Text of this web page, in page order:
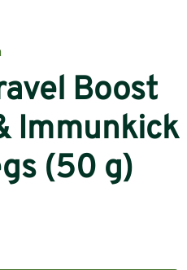
Boost
Immunkick
(50 g)